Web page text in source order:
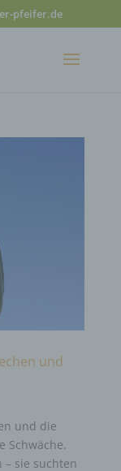
pfeifer.de
und
und die
Schwäche.
– sie suchten